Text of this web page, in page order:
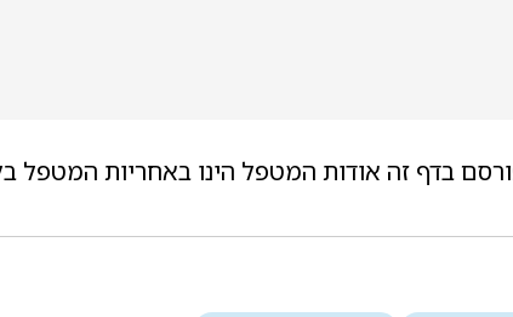
בדף זה אודות המטפל הינו באחריות המטפל